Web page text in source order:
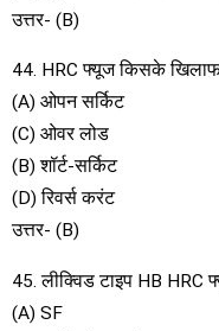
उत्तर- (B)
44. HRC फ्यूज किसके खिलाफ
(A) ओपन सर्किट
(C) ओवर लोड
(B) शॉर्ट-सर्किट
(D) रिवर्स करंट
उत्तर- (B)
45. लीक्विड टाइप HB HRC
(A) SF